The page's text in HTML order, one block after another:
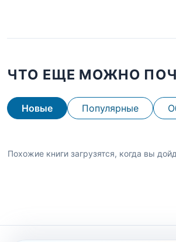
ЧТО ЕЩЕ МОЖНО
Новые Популярные
Похожие книги загрузятся, когда вы